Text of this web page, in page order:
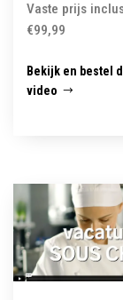
Vaste prijs
€99,99
Bekijk en bestel
video